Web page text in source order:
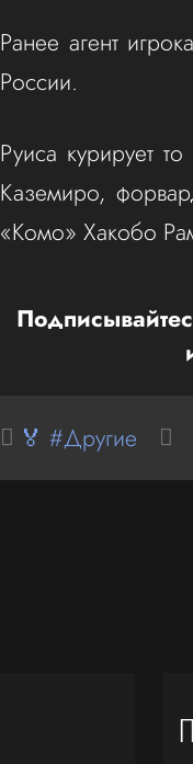
Ранее агент
России.
Руиса курирует
Каземиро,
«Комо» Хакобо
🏅 #Другие